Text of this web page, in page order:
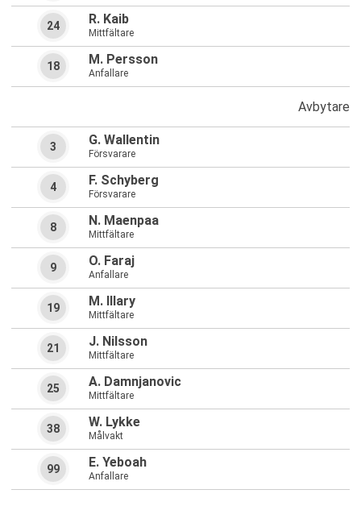
R. Kaib
Mittfältare
24
M. Persson
Anfallare
18
Avbytare
G. Wallentin
Försvarare
3
F. Schyberg
Försvarare
4
N. Maenpaa
Mittfältare
8
O. Faraj
Anfallare
9
M. Illary
Mittfältare
19
J. Nilsson
Mittfältare
21
A. Damnjanovic
Mittfältare
25
W. Lykke
Målvakt
38
E. Yeboah
Anfallare
99